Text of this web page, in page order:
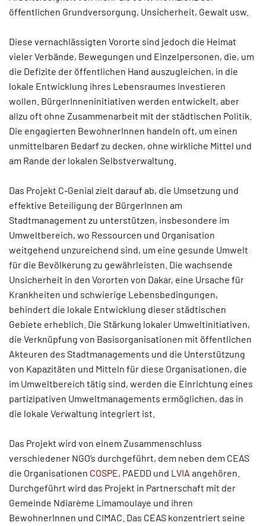
öffentlichen Grundversorgung, Unsicherheit, Gewalt usw.
Diese vernachlässigten Vororte sind jedoch die Heimat
vieler Verbände, Bewegungen und Einzelpersonen, die, um
die Defizite der öffentlichen Hand auszugleichen, in die
lokale Entwicklung ihres Lebensraumes investieren
wollen. BürgerInneninitiativen werden entwickelt, aber
allzu oft ohne Zusammenarbeit mit der städtischen Politik.
Die engagierten BewohnerInnen handeln oft, um einen
unmittelbaren Bedarf zu decken, ohne wirkliche Mittel und
am Rande der lokalen Selbstverwaltung.
Das Projekt C-Genial zielt darauf ab, die Umsetzung und
effektive Beteiligung der BürgerInnen am
Stadtmanagement zu unterstützen, insbesondere im
Umweltbereich, wo Ressourcen und Organisation
weitgehend unzureichend sind, um eine gesunde Umwelt
für die Bevölkerung zu gewährleisten. Die wachsende
Unsicherheit in den Vororten von Dakar, eine Ursache für
Krankheiten und schwierige Lebensbedingungen,
behindert die lokale Entwicklung dieser städtischen
Gebiete erheblich. Die Stärkung lokaler Umweltinitiativen,
die Verknüpfung von Basisorganisationen mit öffentlichen
Akteuren des Stadtmanagements und die Unterstützung
von Kapazitäten und Mitteln für diese Organisationen, die
im Umweltbereich tätig sind, werden die Einrichtung eines
partizipativen Umweltmanagements ermöglichen, das in
die lokale Verwaltung integriert ist.
Das Projekt wird von einem Zusammenschluss
verschiedener NGO’s durchgeführt, dem neben dem CEAS
die Organisationen COSPE, PAEDD und LVIA angehören.
Durchgeführt wird das Projekt in Partnerschaft mit der
Gemeinde Ndiarème Limamoulaye und ihren
BewohnerInnen und CIMAC. Das CEAS konzentriert seine